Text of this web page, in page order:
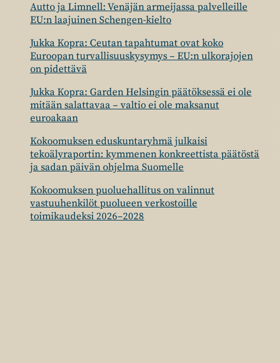
Autto ja Limnell: Venäjän armeijassa palvelleille
EU:n laajuinen Schengen-kielto
Jukka Kopra: Ceutan tapahtumat ovat koko
Euroopan turvallisuuskysymys – EU:n ulkorajojen
on pidettävä
Jukka Kopra: Garden Helsingin päätöksessä ei ole
mitään salattavaa – valtio ei ole maksanut
euroakaan
Kokoomuksen eduskuntaryhmä julkaisi
tekoälyraportin: kymmenen konkreettista päätöstä
ja sadan päivän ohjelma Suomelle
Kokoomuksen puoluehallitus on valinnut
vastuuhenkilöt puolueen verkostoille
toimikaudeksi 2026–2028